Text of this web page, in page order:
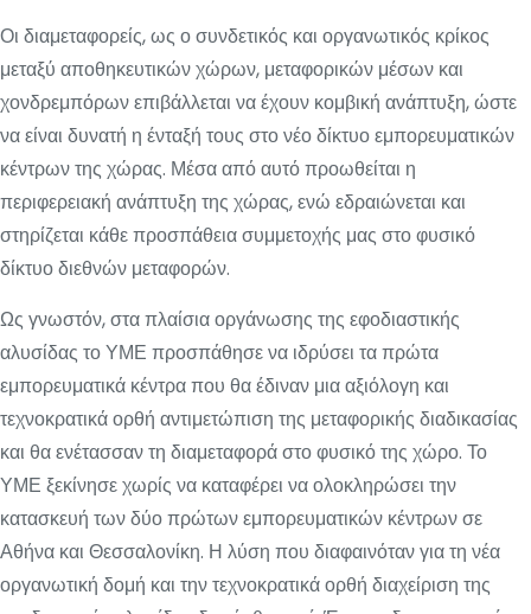
Οι διαμεταφορείς, ως ο συνδετικός και οργανωτικός κρίκος
μεταξύ αποθηκευτικών χώρων, μεταφορικών μέσων και
χονδρεμπόρων επιβάλλεται να έχουν κομβική ανάπτυξη, ώστε
να είναι δυνατή η ένταξή τους στο νέο δίκτυο εμπορευματικών
κέντρων της χώρας. Μέσα από αυτό προωθείται η
περιφερειακή ανάπτυξη της χώρας, ενώ εδραιώνεται και
στηρίζεται κάθε προσπάθεια συμμετοχής μας στο φυσικό
δίκτυο διεθνών μεταφορών.
Ως γνωστόν, στα πλαίσια οργάνωσης της εφοδιαστικής
αλυσίδας το ΥΜΕ προσπάθησε να ιδρύσει τα πρώτα
εμπορευματικά κέντρα που θα έδιναν μια αξιόλογη και
τεχνοκρατικά ορθή αντιμετώπιση της μεταφορικής διαδικασίας
και θα ενέτασσαν τη διαμεταφορά στο φυσικό της χώρο. Το
ΥΜΕ ξεκίνησε χωρίς να καταφέρει να ολοκληρώσει την
κατασκευή των δύο πρώτων εμπορευματικών κέντρων σε
Αθήνα και Θεσσαλονίκη. Η λύση που διαφαινόταν για τη νέα
οργανωτική δομή και την τεχνοκρατικά ορθή διαχείριση της